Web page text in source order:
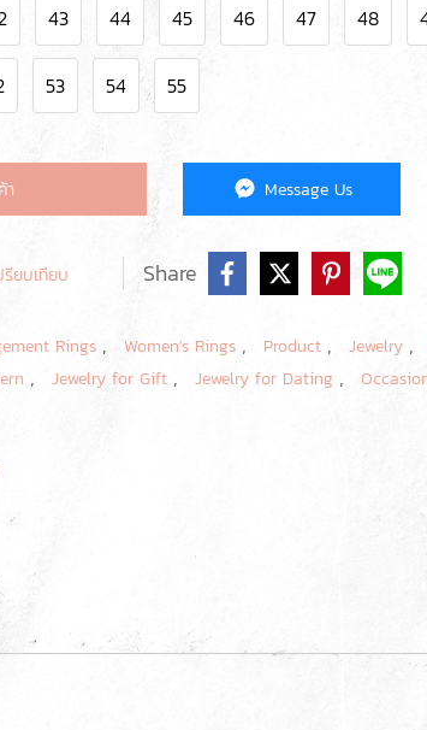
43 44 45 46 47 48
53 54 55
Message Us
รียบเทียบ Share
Rings , Women's Rings , Product , Jewelry ,
, Jewelry for Gift , Jewelry for Dating ,